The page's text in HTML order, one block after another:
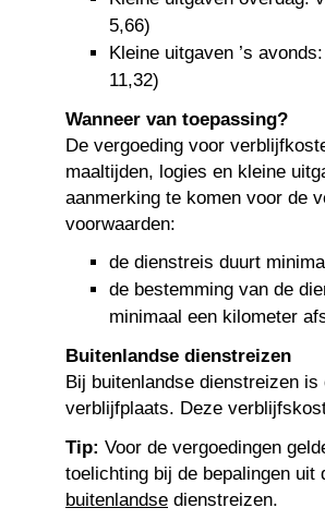
5,66)
Kleine uitgaven ’s
11,32)
Wanneer van toepassing?
De vergoeding voor
maaltijden, logies en kleine
aanmerking te komen voor de
voorwaarden:
de dienstreis duurt
de bestemming van de
minimaal een kilometer
Buitenlandse dienstreizen
Bij buitenlandse dienstreizen
verblijfplaats. Deze
Tip: Voor de vergoedingen
toelichting bij de bepalingen uit
buitenlandse dienstreizen.